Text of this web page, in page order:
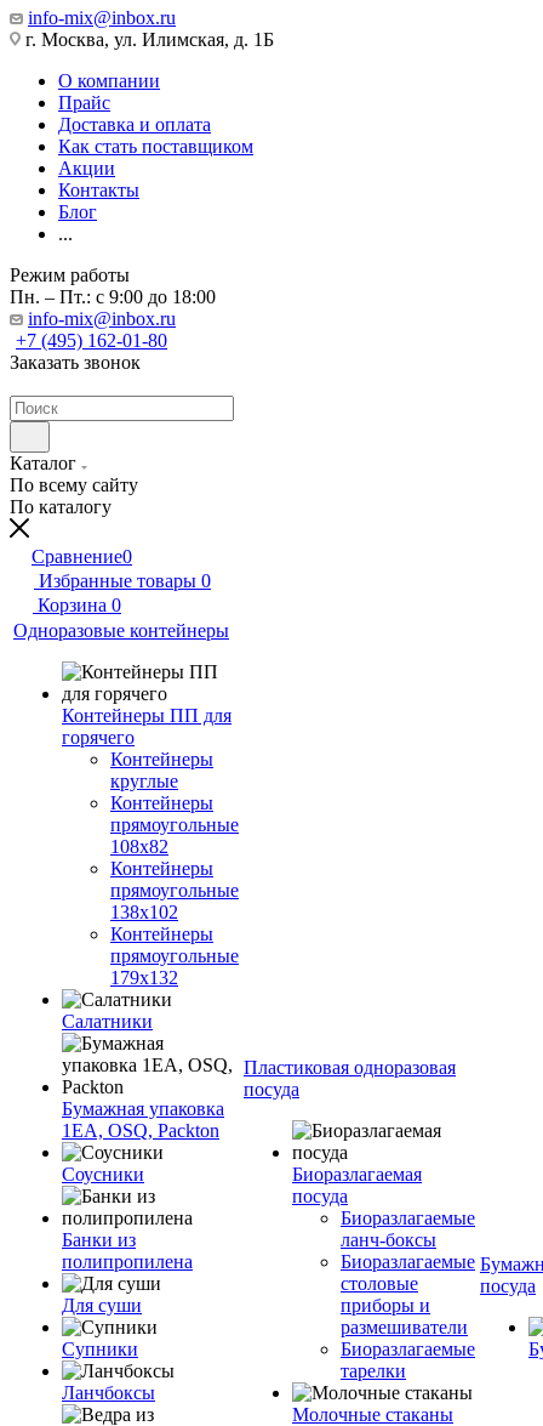
info-mix@inbox.ru
г. Москва, ул. Илимская, д. 1Б
О компании
Прайс
Доставка и оплата
Как стать поставщиком
Акции
Контакты
Блог
...
Режим работы
Пн. – Пт.: с 9:00 до 18:00
info-mix@inbox.ru
+7 (495) 162-01-80
Заказать звонок
Каталог
По всему сайту
По каталогу
Сравнение0
Избранные товары 0
Корзина 0
Одноразовые контейнеры
Контейнеры ПП для
горячего
Контейнеры
круглые
Контейнеры
прямоугольные
108х82
Контейнеры
прямоугольные
138х102
Контейнеры
прямоугольные
179х132
Салатники
Бумажная упаковка
1ЕА, OSQ, Packton
Соусники
Банки из
полипропилена
Для суши
Супники
Ланчбоксы
Пластиковая одноразовая
посуда
Биоразлагаемая
посуда
Биоразлагаемые
ланч-боксы
Биоразлагаемые
столовые
приборы и
размешиватели
Биоразлагаемые
тарелки
Молочные стаканы
посуда